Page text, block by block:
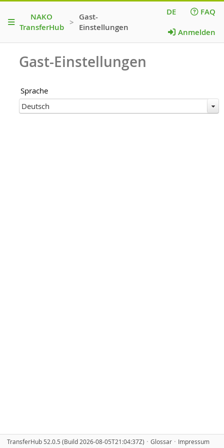
NAKO
TransferHub > Gast-
Einstellungen
DE
FAQ
Anmelden
Gast-Einstellungen
Sprache
Deutsch
TransferHub 52.0.5 (Build 2026-08-05T21:04:37Z) ·Glossar · Impressum